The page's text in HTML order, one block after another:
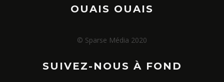
OUAIS OUAIS
© Sparse Média 2020
SUIVEZ-NOUS À FOND